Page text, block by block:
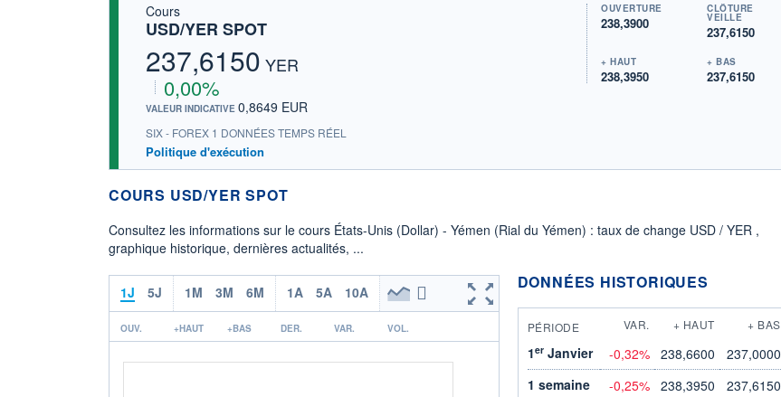
Cours
USD/YER SPOT
237,6150 YER
0,00%
VALEUR INDICATIVE 0,8649 EUR
SIX - FOREX 1 DONNÉES TEMPS RÉEL
Politique d'exécution
OUVERTURE
238,3900
CLÔTURE
VEILLE
237,6150
+ HAUT
238,3950
+ BAS
237,6150
COURS USD/YER SPOT
Consultez les informations sur le cours États-Unis (Dollar) - Yémen (Rial du Yémen) : taux de change USD / YER ,
graphique historique, dernières actualités, ...
1J 5J 1M 3M 6M 1A 5A 10A
OUV. +HAUT +BAS DER. VAR. VOL.
DONNÉES HISTORIQUES
PÉRIODE VAR. + HAUT + BAS
1erJanvier -0,32% 238,6600
237,0000
1 semaine
-0,25% 238,3950
237,6150